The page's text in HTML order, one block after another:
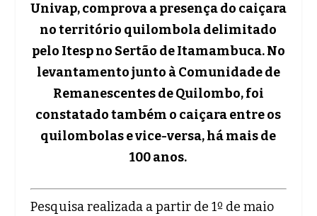
Univap, comprova a presença do caiçara
no território quilombola delimitado
pelo Itesp no Sertão de Itamambuca. No
levantamento junto à Comunidade de
Remanescentes de Quilombo, foi
constatado também o caiçara entre os
quilombolas e vice-versa, há mais de
100 anos.
Pesquisa realizada a partir de 1º de maio